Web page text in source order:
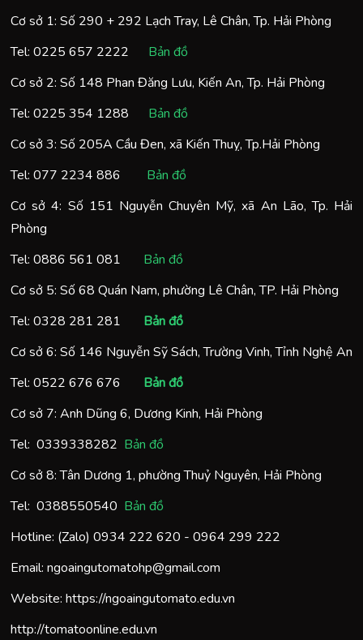
Cơ sở 1: Số 290 + 292 Lạch Tray, Lê Chân, Tp. Hải Phòng
Tel: 0225 657 2222
Bản đồ
Cơ sở 2: Số 148 Phan Đăng Lưu, Kiến An, Tp. Hải Phòng
Tel: 0225 354 1288
Bản đồ
Cơ sở 3: Số 205A Cầu Đen, xã Kiến Thuỵ, Tp.Hải Phòng
Tel: 077 2234 886
Bản đồ
Cơ sở 4: Số 151 Nguyễn Chuyên Mỹ, xã An Lão, Tp. Hải
Phòng
Tel: 0886 561 081
Bản đồ
Cơ sở 5: Số 68 Quán Nam, phường Lê Chân, TP. Hải Phòng
Tel: 0328 281 281
Bản đồ
Cơ sở 6: Số 146 Nguyễn Sỹ Sách, Trường Vinh, Tỉnh Nghệ An
Tel: 0522 676 676
Bản đồ
Cơ sở 7: Anh Dũng 6, Dương Kinh, Hải Phòng
Tel: 0339338282 Bản đồ
Cơ sở 8: Tân Dương 1, phường Thuỷ Nguyên, Hải Phòng
Tel: 0388550540 Bản đồ
Hotline: (Zalo) 0934 222 620 - 0964 299 222
Email: ngoaingutomatohp@gmail.com
Website: https://ngoaingutomato.edu.vn
http://tomatoonline.edu.vn